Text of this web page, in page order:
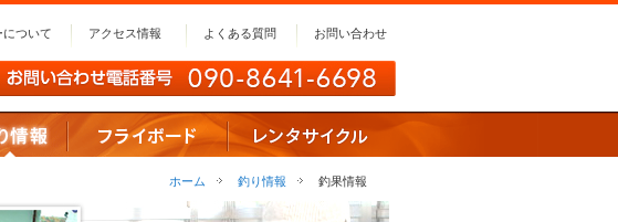
について アクセス情報 よくある質問 お問い合わせ
ホーム 釣り情報 釣果情報